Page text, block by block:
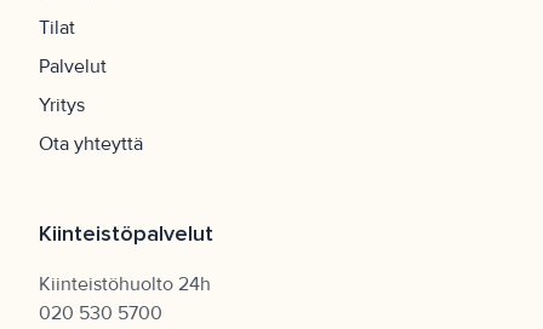
Tilat
Palvelut
Yritys
Ota yhteyttä
Kiinteistöpalvelut
Kiinteistöhuolto 24h
020 530 5700